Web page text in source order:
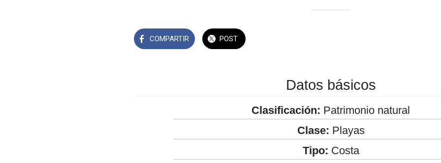
COMPARTIR POST
Datos básicos
Clasificación: Patrimonio natural
Clase: Playas
Tipo: Costa